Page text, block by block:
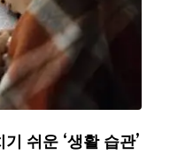
쉬운 ‘생활 습관’